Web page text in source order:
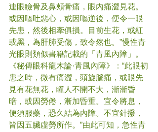
連眼瞼骨及鼻頰骨痛，眼內痛澀見花。
或因嘔吐惡心，或因嘔逆後，便令一眼
先患，然後相牽俱損。目前生花，或紅
或黑，為肝肺受傷，致令然也。”慢性青
光眼則類似書籍記載的「青風內障」。
《秘傳眼科龍木論·青風內障》：“此眼初
患之時，微有痛澀，頭旋腦痛，或眼先
見有花無花，瞳人不開不大，漸漸昏
暗，或因勞倦，漸加昏重。宜令將息，
便須服藥，恐久結為內障。不宜針撥，
皆因五臟虛勞所作。”由此可知，急性青